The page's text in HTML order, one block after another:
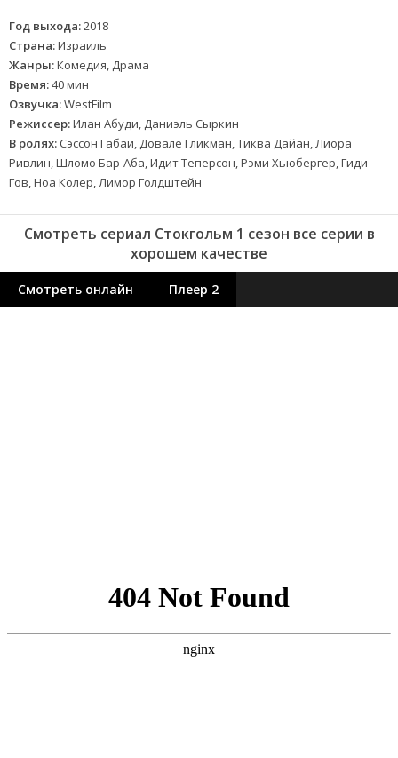
Год выхода:2018
Страна:Израиль
Жанры:Комедия, Драма
Время:40 мин
Озвучка:WestFilm
Режиссер:Илан Абуди, Даниэль Сыркин
В ролях: Сэссон Габаи, Довале Гликман, Тиква Дайан, Лиора
Ривлин, Шломо Бар-Аба, Идит Теперсон, Рэми Хьюбергер, Гиди
Гов, Ноа Колер, Лимор Голдштейн
Смотреть сериал Стокгольм 1 сезон все серии в
хорошем качестве
Смотреть онлайн Плеер 2